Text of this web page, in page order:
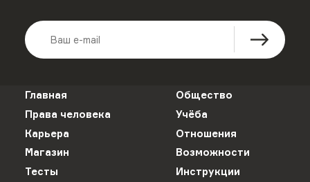
Главная
Общество
Права человека
Учёба
Карьера
Отношения
Магазин
Возможности
Тесты
Инструкции